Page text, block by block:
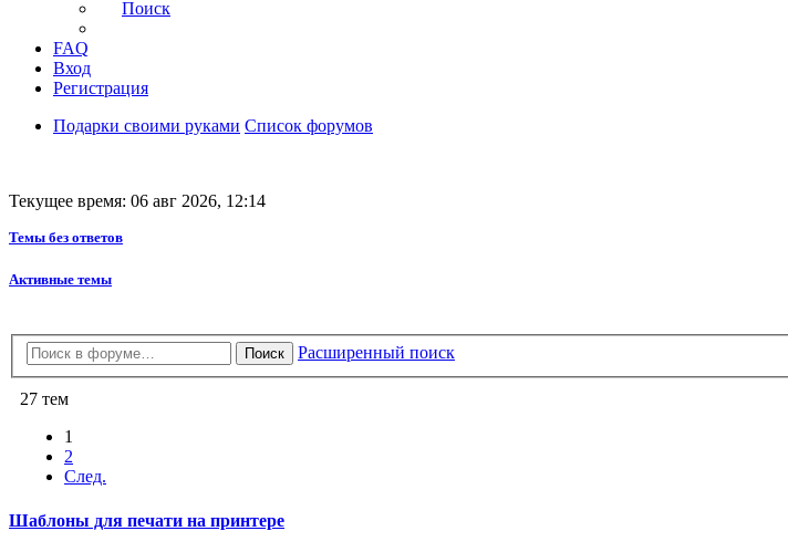
Поиск
FAQ
Вход
Регистрация
Подарки своими руками Список форумов
Текущее время: 06 авг 2026, 12:14
Темы без ответов
Активные темы
Поиск Расширенный поиск
27 тем
1
2
След.
Шаблоны для печати на принтере